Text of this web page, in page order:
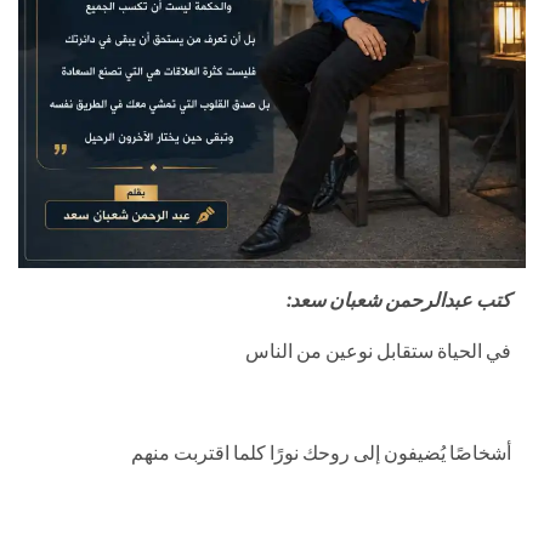
كتب عبدالرحمن شعبان سعد:
في الحياة ستقابل نوعين من الناس
أشخاصًا يُضيفون إلى روحك نورًا كلما اقتربت منهم